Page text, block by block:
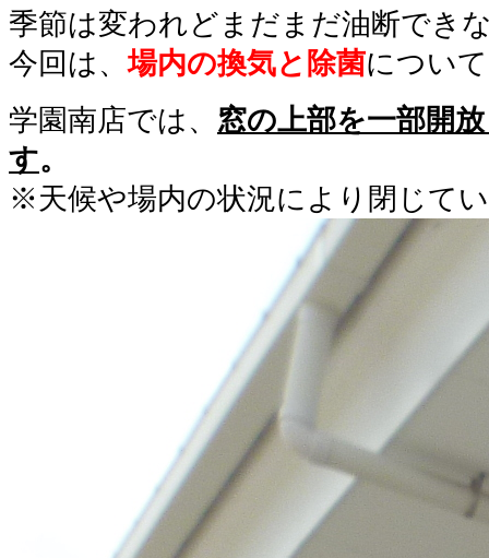
季節は変われどまだまだ油断でき
今回は、場内の換気と除菌につい
学園南店では、 窓の上部を一部開
す。
※天候や場内の状況により閉じて